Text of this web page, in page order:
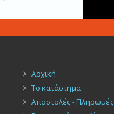
Αρχική
Το κατάστημα
Αποστολές - Πληρωμές